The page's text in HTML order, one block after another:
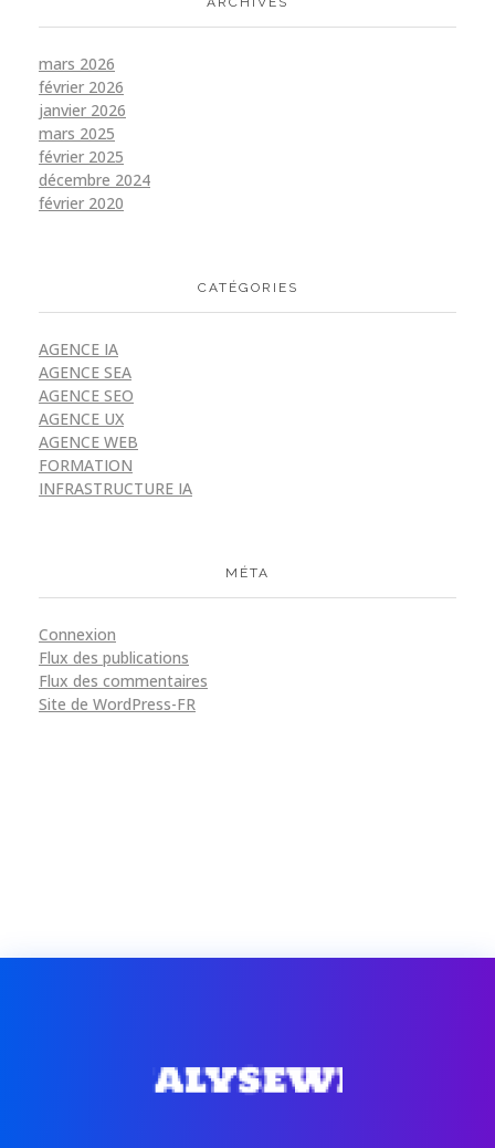
mars 2026
février 2026
janvier 2026
mars 2025
février 2025
décembre 2024
février 2020
CATÉGORIES
AGENCE IA
AGENCE SEA
AGENCE SEO
AGENCE UX
AGENCE WEB
FORMATION
INFRASTRUCTURE IA
MÉTA
Connexion
Flux des publications
Flux des commentaires
Site de WordPress-FR